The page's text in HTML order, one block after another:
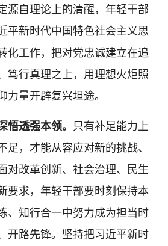
源自理论上的清醒，年轻干部
平新时代中国特色社会主义思
化工作，把对党忠诚建立在追
笃行真理之上，用理想火炬照
力量开辟复兴坦途。
悟透强本领。 只有补足能力上
足，才能从容应对新的挑战、
对改革创新、社会治理、民生
要求，年轻干部要时刻保持本
、知行合一中努力成为担当时
开路先锋。坚持把习近平新时